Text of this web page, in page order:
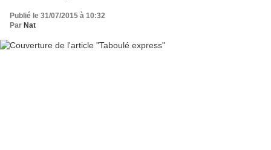
Publié le 31/07/2015 à 10:32
Par Nat